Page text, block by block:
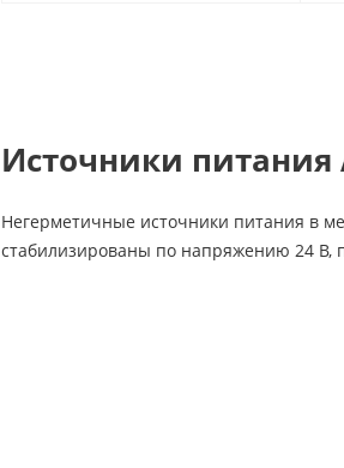
Источники
Негерметичные источники питания в
стабилизированы по напряжению 24 В,